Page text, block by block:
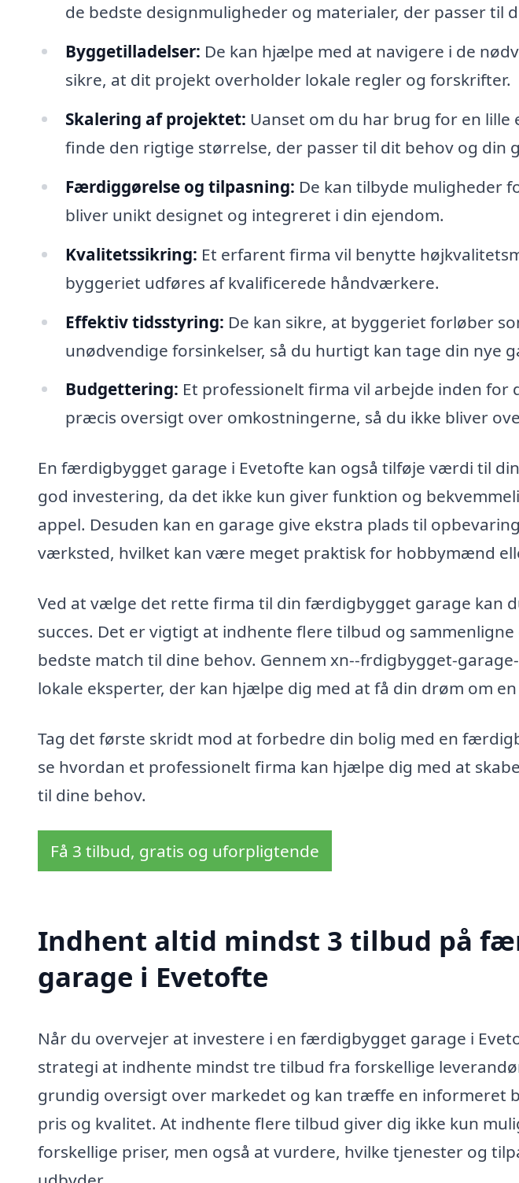
de bedste designmuligheder og materialer, der passer til
Byggetilladelser: De kan hjælpe med at navigere i de
sikre, at dit projekt overholder lokale regler og forskrifter.
Skalering af projektet: Uanset om du har brug for en
finde den rigtige størrelse, der passer til dit behov og din
Færdiggørelse og tilpasning: De kan tilbyde muligheder
bliver unikt designet og integreret i din ejendom.
Kvalitetssikring: Et erfarent firma vil benytte
byggeriet udføres af kvalificerede håndværkere.
Effektiv tidsstyring: De kan sikre, at byggeriet forløber
unødvendige forsinkelser, så du hurtigt kan tage din nye
Budgettering: Et professionelt firma vil arbejde inden for
præcis oversigt over omkostningerne, så du ikke bliver
En færdigbygget garage i Evetofte kan også tilføje værdi til
god investering, da det ikke kun giver funktion og
appel. Desuden kan en garage give ekstra plads til
værksted, hvilket kan være meget praktisk for hobbymænd
Ved at vælge det rette firma til din færdigbygget garage kan
succes. Det er vigtigt at indhente flere tilbud og
bedste match til dine behov. Gennem xn--frdigbygget-
lokale eksperter, der kan hjælpe dig med at få din drøm om
Tag det første skridt mod at forbedre din bolig med en
se hvordan et professionelt firma kan hjælpe dig med at
til dine behov.
Få 3 tilbud, gratis og uforpligtende
Indhent altid mindst 3 tilbud på
garage i Evetofte
Når du overvejer at investere i en færdigbygget garage i
strategi at indhente mindst tre tilbud fra forskellige
grundig oversigt over markedet og kan træffe en informeret
pris og kvalitet. At indhente flere tilbud giver dig ikke kun
forskellige priser, men også at vurdere, hvilke tjenester og